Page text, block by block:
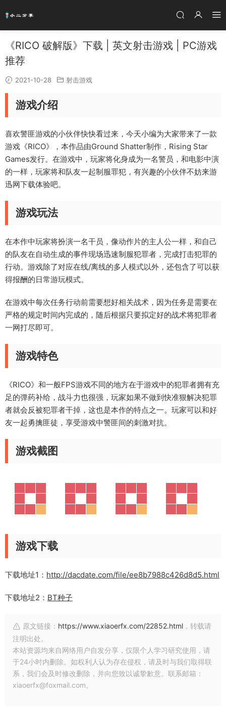
《RICO 破解版》下载 | 英文射击游戏 | PC游戏
推荐
2021-10-28 射击游戏
游戏介绍
喜欢警匪游戏的小伙伴快快看过来，今天小编为大家带来了一款
游戏《RICO》，本作品由Ground Shatter制作，Rising Star
Games发行。在游戏中，玩家将化身成为一名警员，和电影中演
的一样，玩家将和队友一起制服罪犯，有兴趣的小伙伴不妨来游
迅网下载体验吧。
游戏玩法
在本作中玩家将扮演一名干员，像动作片的主人公一样，和自己
的队友在自动生成的事件现场迅速制服犯罪者，完成打击犯罪的
行动。游戏除了对应在线/离线的多人模式以外，还包含了可以获
得报酬的日常游玩模式。
在游戏中每次任务行动前需要想好相关战术，因为任务是需要在
严格的规定时间内完成的，随后根据只要拟定好的战术将犯罪者
一网打尽即可。
游戏特色
《RICO》和一般FPS游戏不同的地方在于游戏中的犯罪者拥有充
足的弹药补给，战斗力也很强，玩家如果不做到快准狠解决犯罪
者就会反被犯罪者干掉，这也是本作的特点之一。玩家可以和好
友一起勇擒匪徒，享受游戏中警匪间的刺激对抗。
游戏截图
游戏下载
下载地址1： http://dacdate.com/file/ee8b7988c426d8d5.html
下载地址2： BT种子
原文链接： https://www.xiaoerfx.com/22852.html ，转载请
注明出处。
本站资源均来自网络用户自发分享，仅限个人学习研究使用，请
于24小时内删除。如权利人认为存在侵权，请及时与我们取得联
系，我们会及时修改删除，并向您致以诚挚歉意。联系邮箱：
xiaoerfx@foxmail.com。